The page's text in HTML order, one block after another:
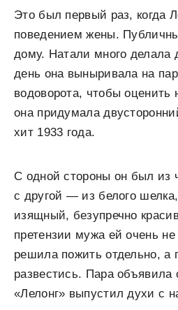
Это был первый раз, когда
поведением жены.
дому. Натали много делала
день она выныривала на
водоворота, чтобы
она придумала
хит 1933 года.
С одной стороны он был из
с другой — из белого
изящный, безупречно
претензии мужа ей очень
решила пожить отдельно, а
развестись. Пара объявила
«Лелонг» выпустил духи с